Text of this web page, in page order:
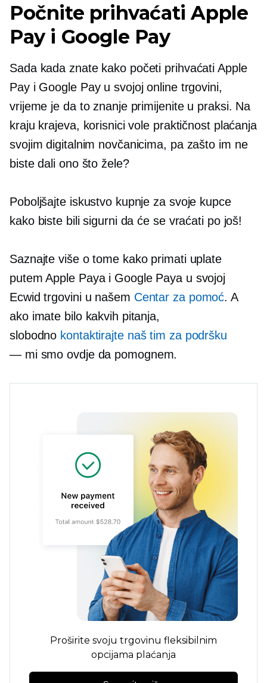
Počnite prihvaćati Apple
Pay i Google Pay
Sada kada znate kako početi prihvaćati Apple
Pay i Google Pay u svojoj online trgovini,
vrijeme je da to znanje primijenite u praksi. Na
kraju krajeva, korisnici vole praktičnost plaćanja
svojim digitalnim novčanicima, pa zašto im ne
biste dali ono što žele?
Poboljšajte iskustvo kupnje za svoje kupce
kako biste bili sigurni da će se vraćati po još!
Saznajte više o tome kako primati uplate
putem Apple Paya i Google Paya u svojoj
Ecwid trgovini u našem Centar za pomoć. A
ako imate bilo kakvih pitanja,
slobodno kontaktirajte naš tim za podršku
— mi smo ovdje da pomognem.
Proširite svoju trgovinu fleksibilnim
opcijama plaćanja